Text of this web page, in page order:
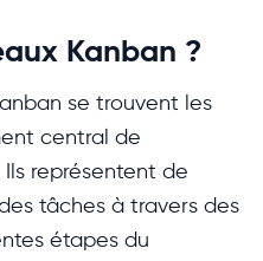
Kanban ?
se trouvent les
central de
représentent de
tâches à travers des
étapes du